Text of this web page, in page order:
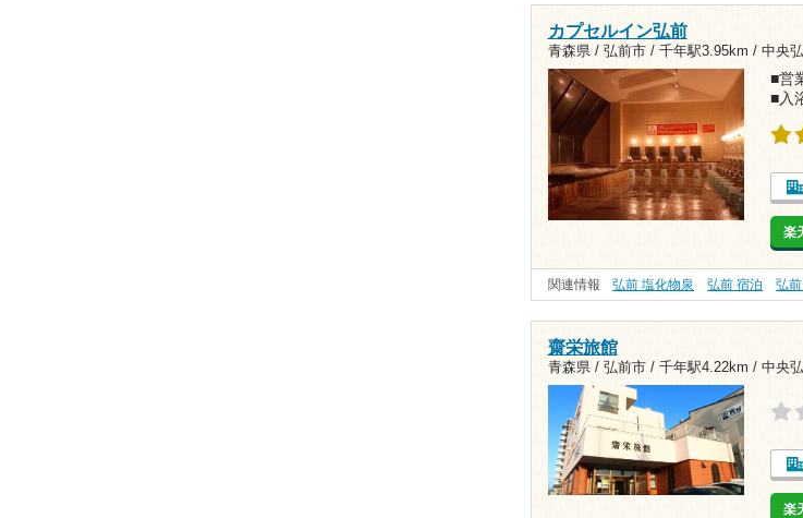
カプセルイン弘前
青森県 / 弘前市 / 千年駅3.95km / 中央
■営
■入
楽
関連情報 弘前 塩化物泉 弘前 宿泊 弘
齋栄旅館
青森県 / 弘前市 / 千年駅4.22km / 中央
楽